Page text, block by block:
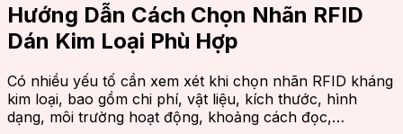
Hướng Dẫn Cách Chọn Nhãn RFID
Dán Kim Loại Phù Hợp
Có nhiều yếu tố cần xem xét khi chọn nhãn RFID kháng
kim loại, bao gồm chi phí, vật liệu, kích thước, hình
dạng, môi trường hoạt động, khoảng cách đọc,…